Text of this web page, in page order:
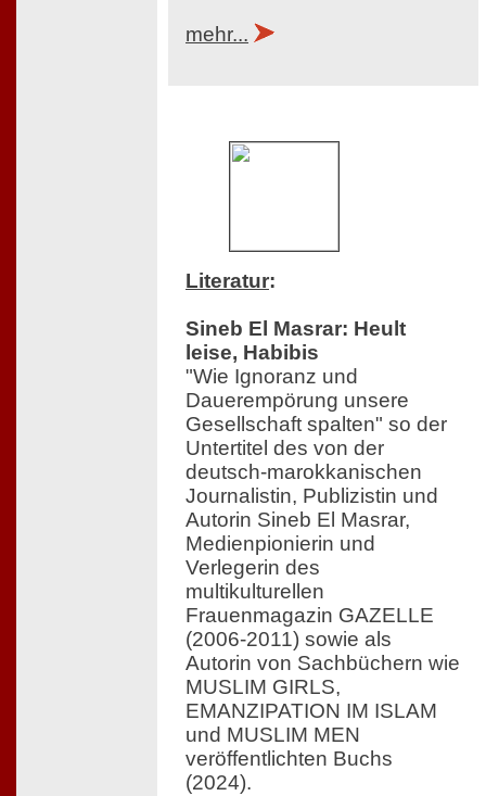
mehr...
Literatur:
Sineb El Masrar: Heult
leise, Habibis
"Wie Ignoranz und
Dauerempörung unsere
Gesellschaft spalten" so der
Untertitel des von der
deutsch-marokkanischen
Journalistin, Publizistin und
Autorin Sineb El Masrar,
Medienpionierin und
Verlegerin des
multikulturellen
Frauenmagazin GAZELLE
(2006-2011) sowie als
Autorin von Sachbüchern wie
MUSLIM GIRLS,
EMANZIPATION IM ISLAM
und MUSLIM MEN
veröffentlichten Buchs
(2024).